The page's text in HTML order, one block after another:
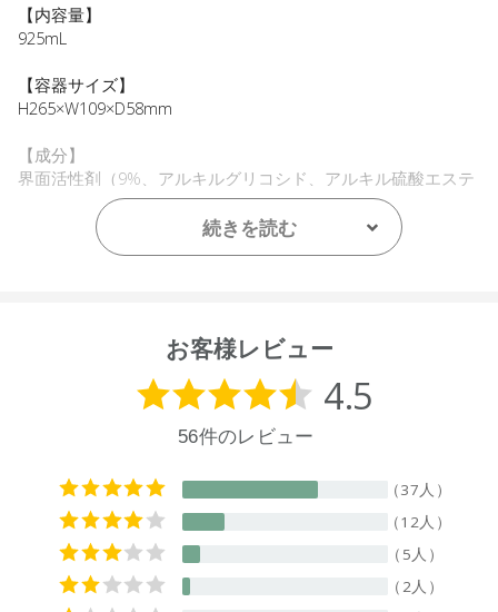
【内容量】
925mL
【容器サイズ】
H265×W109×D58mm
【成分】
界面活性剤（9%、アルキルグリコシド、アルキル硫酸エステ
ルナトリウム）、アルカリ剤、pH調整剤、消泡剤、安定化
剤、酵素、香料
店舗でお問い合わせの際には、下記品番をお伝え下さい。
CosmeKitchen 2022/5/11
Biople by CosmeKitchen 2022/5/11
※店舗での取り扱いや詳しい在庫状況につきましては、各店舗
にお問い合わせください。
※発売日は予告なく変更する可能性がございます。予めご了承
ください。
続きを読む
お客様レビュー